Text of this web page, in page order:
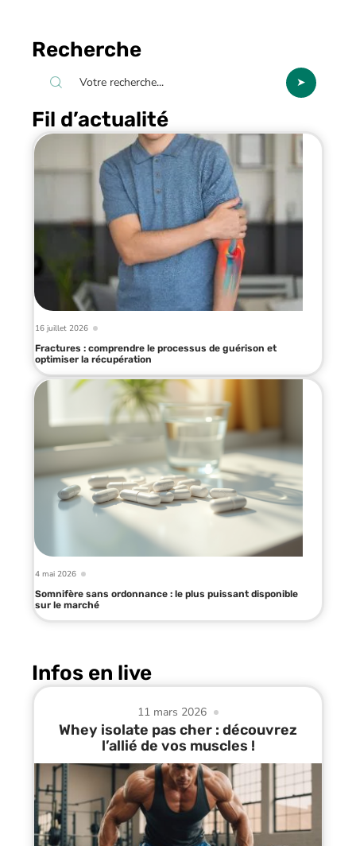
Recherche
Fil d’actualité
16 juillet 2026
Fractures : comprendre le processus de guérison et
optimiser la récupération
4 mai 2026
Somnifère sans ordonnance : le plus puissant disponible
sur le marché
Infos en live
11 mars 2026
Whey isolate pas cher : découvrez
l’allié de vos muscles !